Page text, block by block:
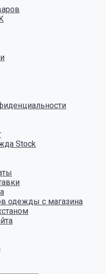
Stock
одежды с магазина